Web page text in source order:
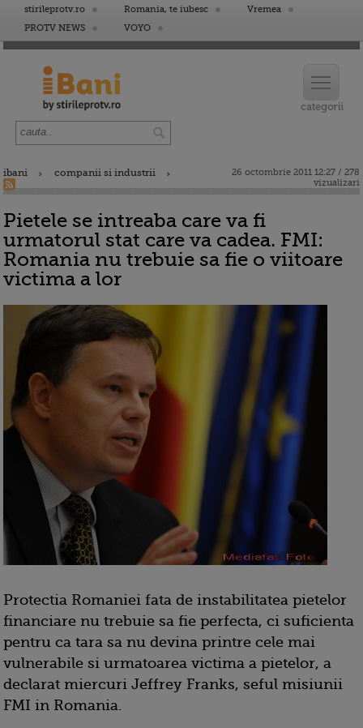
stirileprotv.ro Romania, te iubesc
Vremea
PROTV NEWS
VOYO
ibani companii si industrii
26 octombrie 2011 12:27 / 278
vizualizari
Pietele se intreaba care va fi
urmatorul stat care va cadea. FMI:
Romania nu trebuie sa fie o viitoare
victima a lor
Protectia Romaniei fata de instabilitatea pietelor
financiare nu trebuie sa fie perfecta, ci suficienta
pentru ca tara sa nu devina printre cele mai
vulnerabile si urmatoarea victima a pietelor, a
declarat miercuri Jeffrey Franks, seful misiunii
FMI in Romania.